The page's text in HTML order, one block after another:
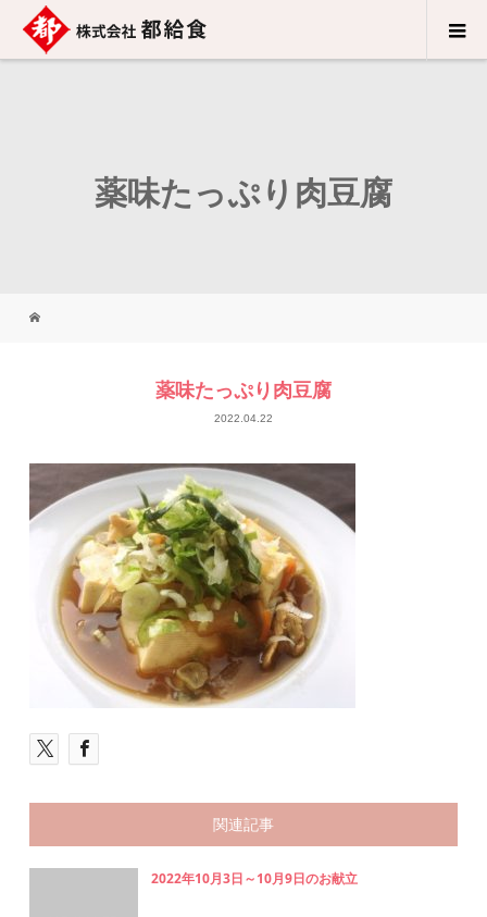
薬味たっぷり肉豆腐
薬味たっぷり肉豆腐
2022.04.22
関連記事
2022年10月3日～10月9日のお献立